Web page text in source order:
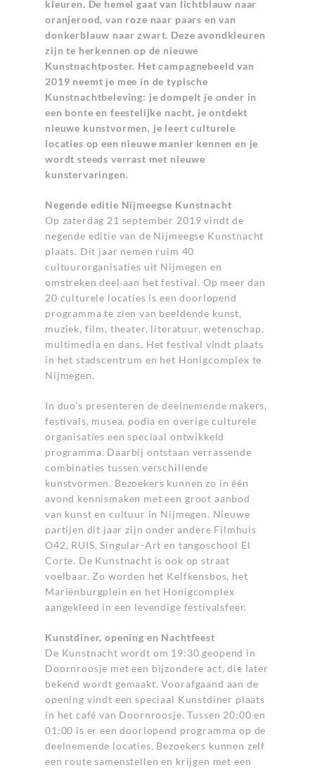
kleuren. De hemel gaat van lichtblauw naar
oranjerood, van roze naar paars en van
donkerblauw naar zwart. Deze avondkleuren
zijn te herkennen op de nieuwe
Kunstnachtposter. Het campagnebeeld van
2019 neemt je mee in de typische
Kunstnachtbeleving: je dompelt je onder in
een bonte en feestelijke nacht, je ontdekt
nieuwe kunstvormen, je leert culturele
locaties op een nieuwe manier kennen en je
wordt steeds verrast met nieuwe
kunstervaringen.
Negende editie Nijmeegse Kunstnacht
Op zaterdag 21 september 2019 vindt de
negende editie van de Nijmeegse Kunstnacht
plaats. Dit jaar nemen ruim 40
cultuurorganisaties uit Nijmegen en
omstreken deel aan het festival. Op meer dan
20 culturele locaties is een doorlopend
programma te zien van beeldende kunst,
muziek, film, theater, literatuur, wetenschap,
multimedia en dans. Het festival vindt plaats
in het stadscentrum en het Honigcomplex te
Nijmegen.
In duo’s presenteren de deelnemende makers,
festivals, musea, podia en overige culturele
organisaties een speciaal ontwikkeld
programma. Daarbij ontstaan verrassende
combinaties tussen verschillende
kunstvormen. Bezoekers kunnen zo in één
avond kennismaken met een groot aanbod
van kunst en cultuur in Nijmegen. Nieuwe
partijen dit jaar zijn onder andere Filmhuis
O42, RUIS, Singular-Art en tangoschool El
Corte. De Kunstnacht is ook op straat
voelbaar. Zo worden het Kelfkensbos, het
Mariënburgplein en het Honigcomplex
aangekleed in een levendige festivalsfeer.
Kunstdiner, opening en Nachtfeest
De Kunstnacht wordt om 19:30 geopend in
Doornroosje met een bijzondere act, die later
bekend wordt gemaakt. Voorafgaand aan de
opening vindt een speciaal Kunstdiner plaats
in het café van Doornroosje. Tussen 20:00 en
01:00 is er een doorlopend programma op de
deelnemende locaties. Bezoekers kunnen zelf
een route samenstellen en krijgen met een